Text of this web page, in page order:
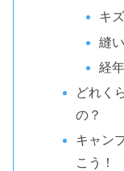
キ
縫
経
どれく
の？
キャン
こう！